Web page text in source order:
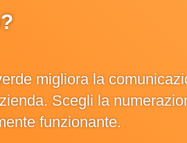
migliora la
Scegli la
funzionante.